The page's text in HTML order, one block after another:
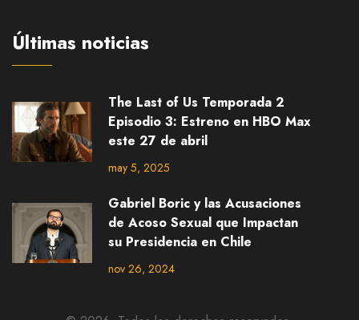
Últimas noticias
The Last of Us Temporada 2
Episodio 3: Estreno en HBO Max
este 27 de abril
may 5, 2025
Gabriel Boric y las Acusaciones
de Acoso Sexual que Impactan
su Presidencia en Chile
nov 26, 2024